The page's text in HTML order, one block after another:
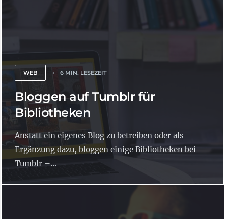
WEB 6 MIN. LESEZEIT
Bloggen auf Tumblr für
Bibliotheken
Anstatt ein eigenes Blog zu betreiben oder als
Ergänzung dazu, bloggen einige Bibliotheken bei
Tumblr –...